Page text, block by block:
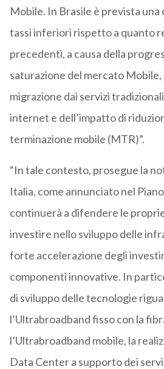
Mobile. In Brasile è prevista una
tassi inferiori rispetto a quanto
precedenti, a causa della
saturazione del mercato
migrazione dai servizi
internet e dell’impatto di
terminazione mobile (MTR)”.
“In tale contesto, prosegue la
Italia, come annunciato nel
continuerà a difendere le
investire nello sviluppo delle
forte accelerazione degli
componenti innovative. In
di sviluppo delle tecnologie
l’Ultrabroadband fisso con la
l’Ultrabroadband mobile, la
Data Center a supporto dei